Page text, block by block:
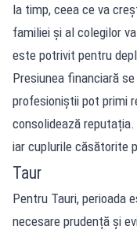
la timp, ceea ce va
familiei și al colegilor
este potrivit pentru
Presiunea financiară
profesioniștii pot primi
consolidează
iar cuplurile căsătorite
Taur
Pentru Tauri, perioada
necesare prudență și